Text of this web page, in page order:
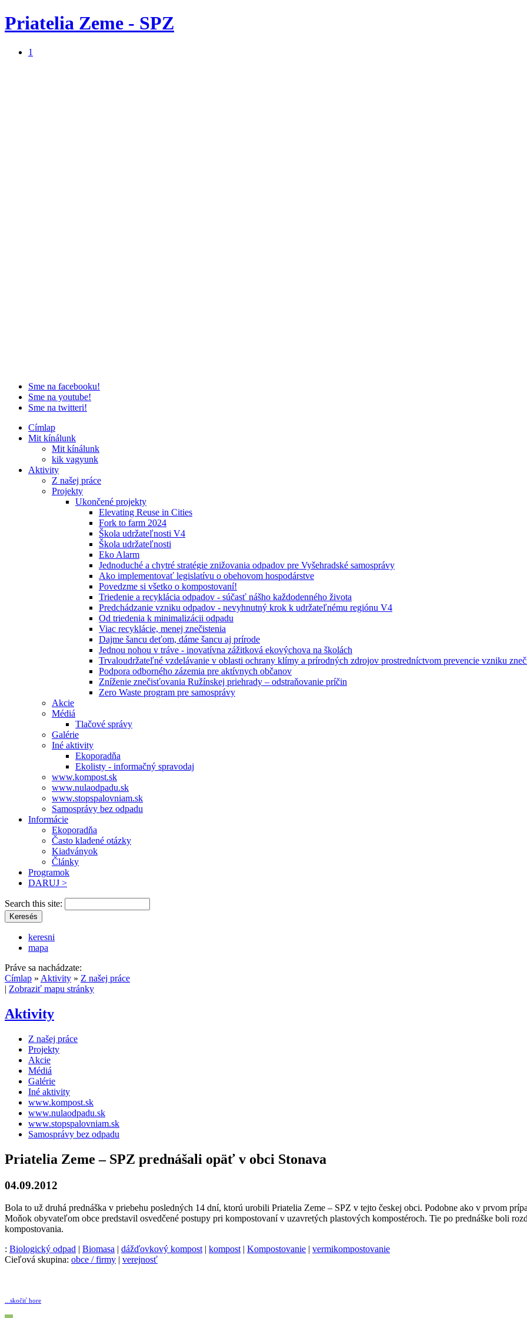
Priatelia Zeme - SPZ
1
Sme na facebooku!
Sme na youtube!
Sme na twitteri!
Címlap
Mit kínálunk
Mit kínálunk
kik vagyunk
Aktivity
Z našej práce
Projekty
Ukončené projekty
Elevating Reuse in Cities
Fork to farm 2024
Škola udržateľnosti V4
Škola udržateľnosti
Eko Alarm
Jednoduché a chytré stratégie znižovania odpadov pre Vyšehradské samosprávy
Ako implementovať legislatívu o obehovom hospodárstve
Povedzme si všetko o kompostovaní!
Triedenie a recyklácia odpadov - súčasť nášho každodenného života
Predchádzanie vzniku odpadov - nevyhnutný krok k udržateľnému regiónu V4
Od triedenia k minimalizácii odpadu
Viac recyklácie, menej znečistenia
Dajme šancu deťom, dáme šancu aj prírode
Jednou nohou v tráve - inovatívna zážitková ekovýchova na školách
Trvaloudržateľné vzdelávanie v oblasti ochrany klímy a prírodných zdrojov prostredníctvom prevencie vzniku
Podpora odborného zázemia pre aktívnych občanov
Zníženie znečisťovania Ružínskej priehrady – odstraňovanie príčin
Zero Waste program pre samosprávy
Akcie
Médiá
Tlačové správy
Galérie
Iné aktivity
Ekoporadňa
Ekolisty - informačný spravodaj
www.kompost.sk
www.nulaodpadu.sk
www.stopspalovniam.sk
Samosprávy bez odpadu
Informácie
Ekoporadňa
Často kladené otázky
Kiadványok
Články
Programok
DARUJ >
Search this site:
keresni
mapa
Práve sa nachádzate:
Címlap » Aktivity » Z našej práce
| Zobraziť mapu stránky
Aktivity
Z našej práce
Projekty
Akcie
Médiá
Galérie
Iné aktivity
www.kompost.sk
www.nulaodpadu.sk
www.stopspalovniam.sk
Samosprávy bez odpadu
Priatelia Zeme – SPZ prednášali opäť v obci Stonava
04.09.2012
Bola to už druhá prednáška v priebehu posledných 14 dní, ktorú urobili Priatelia Zeme – SPZ v tejto českej obci. Podobne ako v prvom
Moňok obyvateľom obce predstavil osvedčené postupy pri kompostovaní v uzavretých plastových kompostéroch. Tie po prednáške boli
kompostovania.
: Biologický odpad | Biomasa | dážďovkový kompost | kompost | Kompostovanie | vermikompostovanie
Cieľová skupina: obce / firmy | verejnosť
...skočiť hore